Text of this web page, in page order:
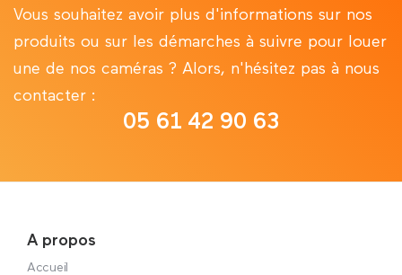
Vous souhaitez avoir plus d'informations sur nos
produits ou sur les démarches à suivre pour louer
une de nos caméras ? Alors, n'hésitez pas à nous
contacter :
05 61 42 90 63
A propos
Accueil